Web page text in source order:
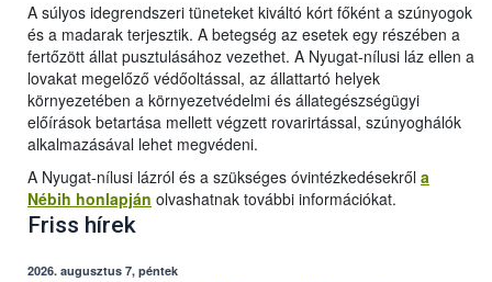
A súlyos idegrendszeri tüneteket kiváltó kórt főként a szúnyogok
és a madarak terjesztik. A betegség az esetek egy részében a
fertőzött állat pusztulásához vezethet. A Nyugat-nílusi láz ellen a
lovakat megelőző védőoltással, az állattartó helyek
környezetében a környezetvédelmi és állategészségügyi
előírások betartása mellett végzett rovarirtással, szúnyoghálók
alkalmazásával lehet megvédeni.
A Nyugat-nílusi lázról és a szükséges óvintézkedésekről a
Nébih honlapján olvashatnak további információkat.
Friss hírek
2026. augusztus 7, péntek